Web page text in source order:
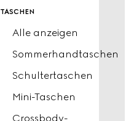
taschen
Alle anzeigen
Sommerhandtaschen
Schultertaschen
Mini-Taschen
Crossbody-